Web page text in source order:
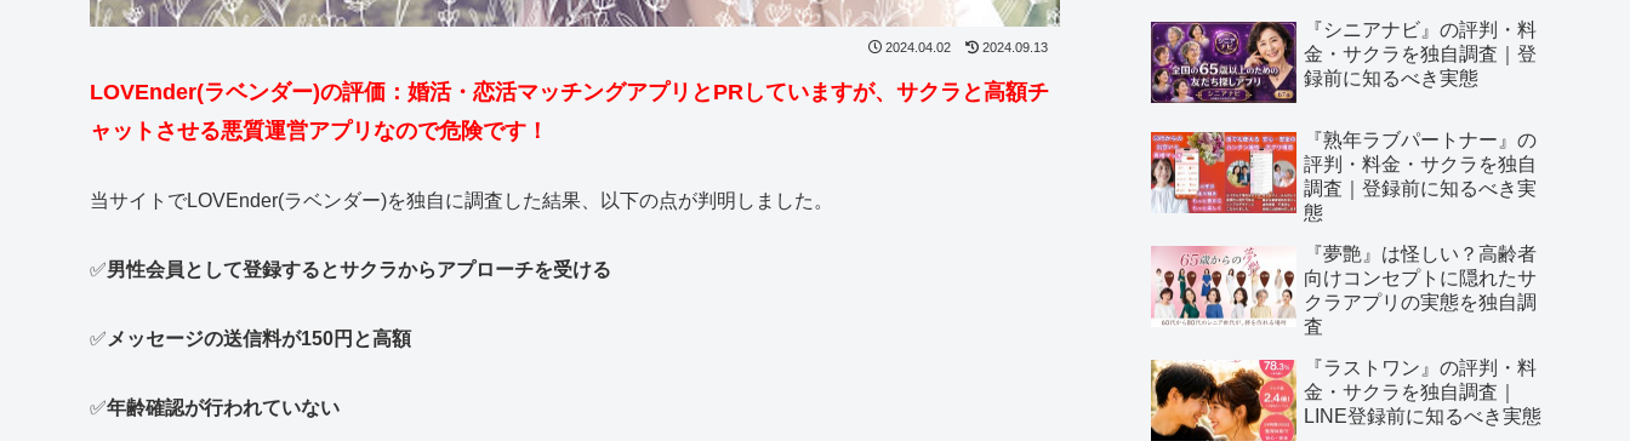
2024.04.02 2024.09.13
LOVEnder(ラベンダー)の評価：婚活・恋活マッチングアプリとPRしていますが、サクラと高額チ
ャットさせる悪質運営アプリなので危険です！
当サイトでLOVEnder(ラベンダー)を独自に調査した結果、以下の点が判明しました。
✅男性会員として登録するとサクラからアプローチを受ける
✅ メッセージの送信料が150円と高額
✅年齢確認が行われていない
『シニアナビ』の評判・料
金・サクラを独自調査｜登
録前に知るべき実態
『熟年ラブパートナー』の
評判・料金・サクラを独自
調査｜登録前に知るべき実
態
『夢艶』は怪しい？高齢者
向けコンセプトに隠れたサ
クラアプリの実態を独自調
査
『ラストワン』の評判・料
金・サクラを独自調査｜
LINE登録前に知るべき実態